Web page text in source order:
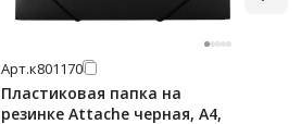
Арт.к801170
Пластиковая папка на
резинке Attache черная, А4,